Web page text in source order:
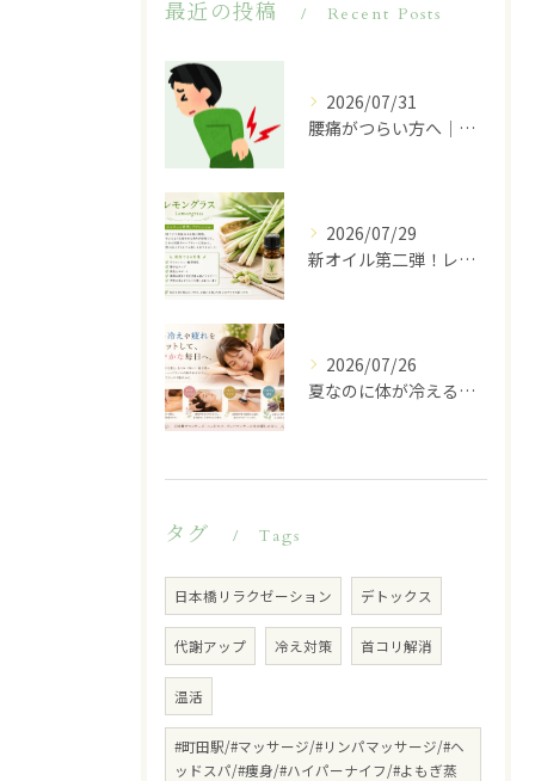
最近の投稿 Recent Posts
2026/07/31
腰痛がつらい方へ｜その原因は腰だけではないかもしれません
2026/07/29
新オイル第二弾！レモングラスのご紹介♪
2026/07/26
夏なのに体が冷える…その不調、冷房が原因かもしれません
タグ Tags
日本橋リラクゼーション デトックス
代謝アップ 冷え対策 首コリ解消
温活
#町田駅/#マッサージ/#リンパマッサージ/#ヘ
ッドスパ/#痩身/#ハイパーナイフ/#よもぎ蒸